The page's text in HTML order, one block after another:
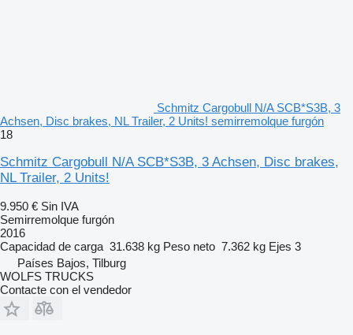
Schmitz Cargobull N/A SCB*S3B, 3
Achsen, Disc brakes, NL Trailer, 2 Units! semirremolque furgón
18
Schmitz Cargobull N/A SCB*S3B, 3 Achsen, Disc brakes,
NL Trailer, 2 Units!
9.950 € Sin IVA
Semirremolque furgón
2016
Capacidad de carga 31.638 kg Peso neto 7.362 kg Ejes 3
Países Bajos, Tilburg
WOLFS TRUCKS
Contacte con el vendedor